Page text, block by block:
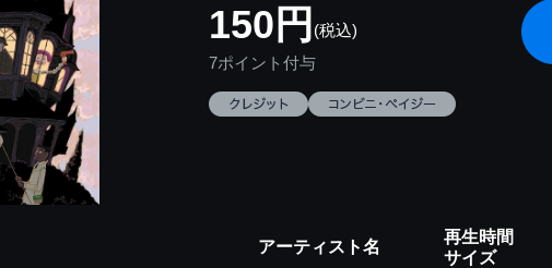
150円 (税込)
7ポイント付与
アーティスト名
再生時間
サイズ